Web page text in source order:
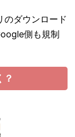
のダウンロード
側も規制
？